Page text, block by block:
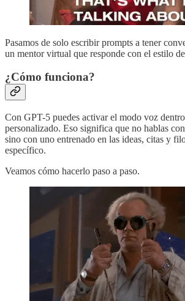
Pasamos de solo escribir prompts a tener
un mentor virtual que responde con el estilo
¿Cómo funciona?
Con GPT-5 puedes activar el modo voz
personalizado. Eso significa que no hablas
sino con uno entrenado en las ideas, citas y
específico.
Veamos cómo hacerlo paso a paso.